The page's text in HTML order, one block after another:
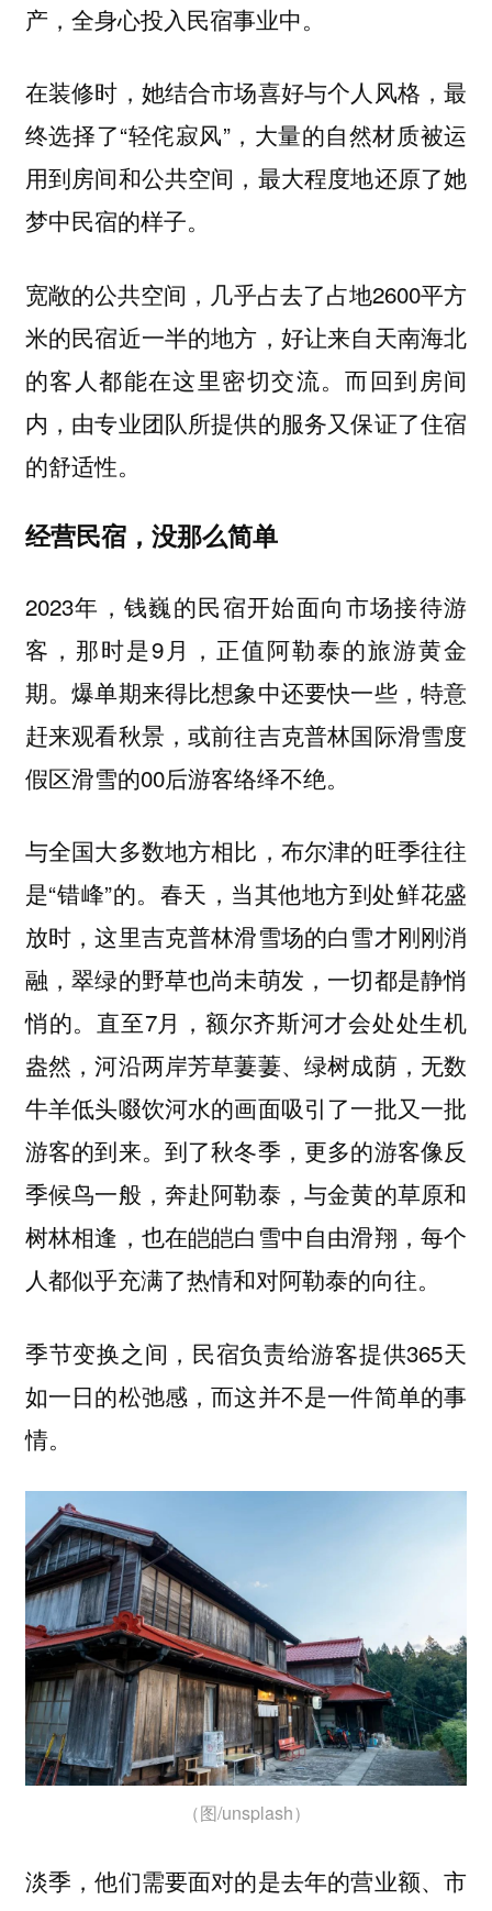
产，全身心投入民宿事业中。
在装修时，她结合市场喜好与个人风格，最
终选择了“轻侘寂风”，大量的自然材质被运
用到房间和公共空间，最大程度地还原了她
梦中民宿的样子。
宽敞的公共空间，几乎占去了占地2600平方
米的民宿近一半的地方，好让来自天南海北
的客人都能在这里密切交流。而回到房间
内，由专业团队所提供的服务又保证了住宿
的舒适性。
经营民宿，没那么简单
2023年，钱巍的民宿开始面向市场接待游
客，那时是9月，正值阿勒泰的旅游黄金
期。爆单期来得比想象中还要快一些，特意
赶来观看秋景，或前往吉克普林国际滑雪度
假区滑雪的00后游客络绎不绝。
与全国大多数地方相比，布尔津的旺季往往
是“错峰”的。春天，当其他地方到处鲜花盛
放时，这里吉克普林滑雪场的白雪才刚刚消
融，翠绿的野草也尚未萌发，一切都是静悄
悄的。直至7月，额尔齐斯河才会处处生机
盎然，河沿两岸芳草萋萋、绿树成荫，无数
牛羊低头啜饮河水的画面吸引了一批又一批
游客的到来。到了秋冬季，更多的游客像反
季候鸟一般，奔赴阿勒泰，与金黄的草原和
树林相逢，也在皑皑白雪中自由滑翔，每个
人都似乎充满了热情和对阿勒泰的向往。
季节变换之间，民宿负责给游客提供365天
如一日的松弛感，而这并不是一件简单的事
情。
（图/unsplash）
淡季，他们需要面对的是去年的营业额、市